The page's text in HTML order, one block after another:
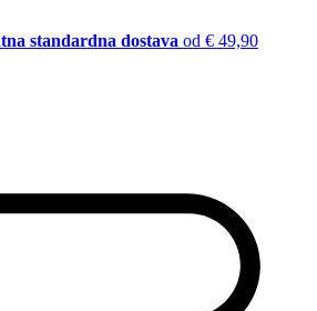
standardna dostava od € 49,90